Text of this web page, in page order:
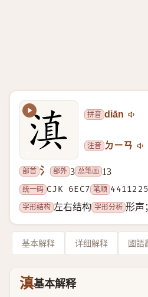
拼音 diān
注音 ㄉㄧㄢ
部首 氵 部外 3 总笔画 13
统一码 CJK 6EC7 笔顺
字形结构 左右结构 字形分析 形声
基本解释 详细解释 國語
滇基本解释